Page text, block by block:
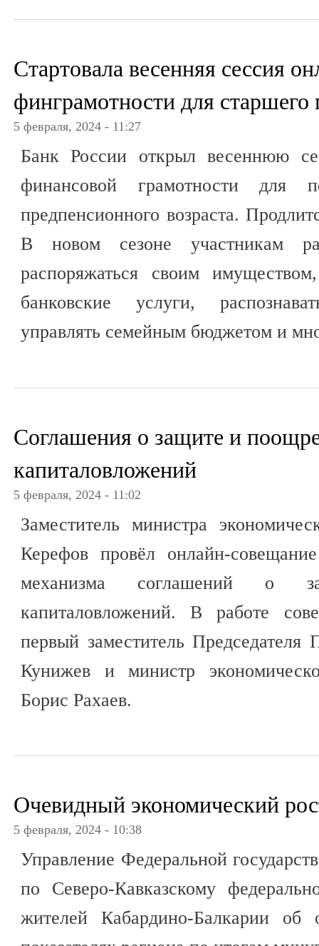
Стартовала весенняя сессия
финграмотности для старшего
5 февраля, 2024 - 11:27
Банк России открыл весеннюю
финансовой грамотности для
предпенсионного возраста.
В новом сезоне участникам
распоряжаться своим
банковские услуги,
управлять семейным бюджетом и
Соглашения о защите и
капиталовложений
5 февраля, 2024 - 11:02
Заместитель министра
Керефов провёл онлайн-
механизма соглашений о
капиталовложений. В работе
первый заместитель
Кунижев и министр
Борис Рахаев.
Очевидный экономический
5 февраля, 2024 - 10:38
Управление Федеральной
по Северо-Кавказскому
жителей Кабардино-Балкарии об